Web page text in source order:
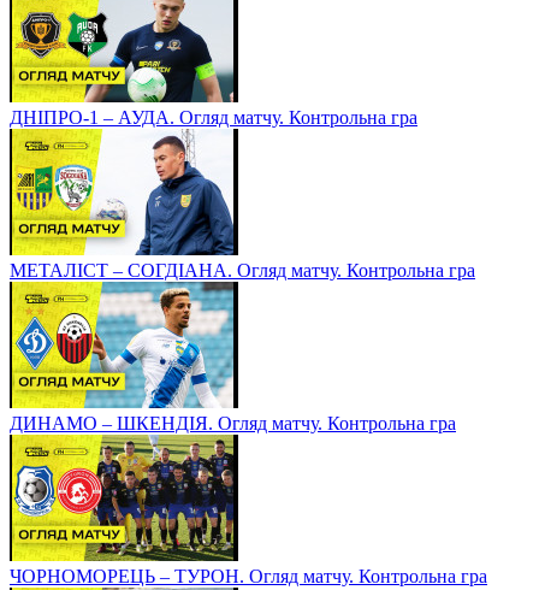
ДНІПРО-1 – АУДА. Огляд матчу. Контрольна гра
МЕТАЛІСТ – СОГДІАНА. Огляд матчу. Контрольна гра
ДИНАМО – ШКЕНДІЯ. Огляд матчу. Контрольна гра
ЧОРНОМОРЕЦЬ – ТУРОН. Огляд матчу. Контрольна гра